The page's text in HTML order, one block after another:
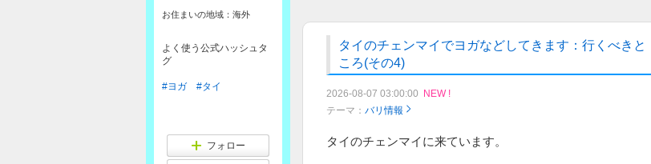
タイのチェンマイでヨガなどしてきます：行くべきと
ころ(その4)
2026-08-07 03:00:00
NEW !
テーマ： バリ情報
タイのチェンマイに来ています。
お住まいの地域： 海外
よく使う公式ハッシュタ
グ
#ヨガ #タイ
フォロー